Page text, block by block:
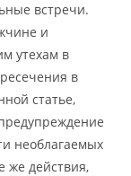
встречи.
и
утехам в
в
статье,
необлагаемых
же действия,